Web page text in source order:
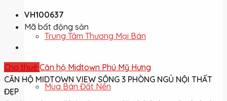
Trung Tâm Thương Mại Bán
Mua Bán Đất Nền
VH100637
Mã bất động sản
Cho thuê Căn hộ Midtown Phú Mỹ Hưng
CĂN HỘ MIDTOWN VIEW SÔNG 3 PHÒNG NGỦ NỘI THẤT
ĐẸP